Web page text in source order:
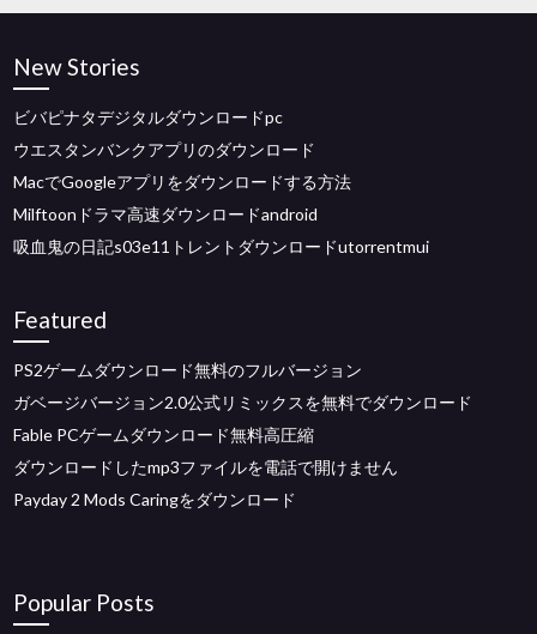
New Stories
ビバピナタデジタルダウンロードpc
ウエスタンバンクアプリのダウンロード
MacでGoogleアプリをダウンロードする方法
Milftoonドラマ高速ダウンロードandroid
吸血鬼の日記s03e11トレントダウンロードutorrentmui
Featured
PS2ゲームダウンロード無料のフルバージョン
ガベージバージョン2.0公式リミックスを無料でダウンロード
Fable PCゲームダウンロード無料高圧縮
ダウンロードしたmp3ファイルを電話で開けません
Payday 2 Mods Caringをダウンロード
Popular Posts